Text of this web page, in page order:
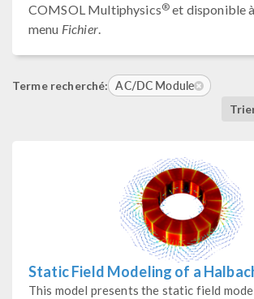
COMSOL Multiphysics® et disponible
menu Fichier.
Terme recherché: AC/DC Module
Static Field Modeling of a
This model presents the static field